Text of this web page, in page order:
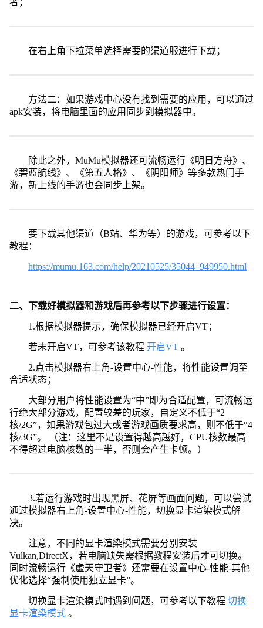
者；
在右上角下拉菜单选择需要的渠道服进行下载；
方法二：如果游戏中心没有找到需要的应用，可以通过
apk安装，将电脑里面的应用同步到模拟器中。
除此之外，MuMu模拟器还可流畅运行《明日方舟》、
《碧蓝航线》、《第五人格》、《阴阳师》等多款热门手
游，新上线的手游也会同步上架。
要下载其他渠道（B站、华为等）的游戏，可参考以下
教程：
https://mumu.163.com/help/20210525/35044_949950.html
二、下载好模拟器和游戏后再参考以下步骤进行设置：
1.根据模拟器提示，确保模拟器已经开启VT；
若未开启VT，可参考该教程 开启VT 。
2.点击模拟器右上角-设置中心-性能，将性能设置调至
合适状态；
大部分用户将性能设置为“中”即为合适配置，可流畅运
行绝大部分游戏，配置较差的玩家，自定义不低于“2
核/2G”，如果游戏包过大或者游戏画质要求高，则不低于“4
核/3G”。 （注：这里不是设置得越高越好，CPU核数最高
不得超过电脑核数的一半，否则会产生卡顿。）
3.若运行游戏时出现黑屏、花屏等画面问题，可以尝试
通过模拟器右上角-设置中心-性能，切换显卡渲染模式解
决。
注意，不同的显卡渲染模式需要分别安装
Vulkan,DirectX，若电脑缺失需根据教程安装后才可切换。
同时流畅运行《虚天守卫者》还需要在设置中心-性能-其他
优化选择“强制使用独立显卡”。
切换显卡渲染模式时遇到问题，可参考以下教程 切换
显卡渲染模式 。